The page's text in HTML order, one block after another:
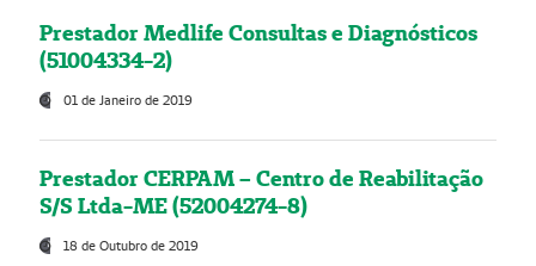
Prestador Medlife Consultas e Diagnósticos
(51004334-2)
01 de Janeiro de 2019
Prestador CERPAM – Centro de Reabilitação
S/S Ltda-ME (52004274-8)
18 de Outubro de 2019